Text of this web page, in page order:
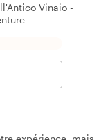
Vinaio -